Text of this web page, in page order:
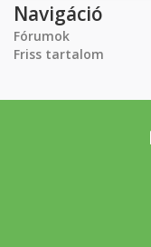
Navigáció
Fórumok
Friss tartalom